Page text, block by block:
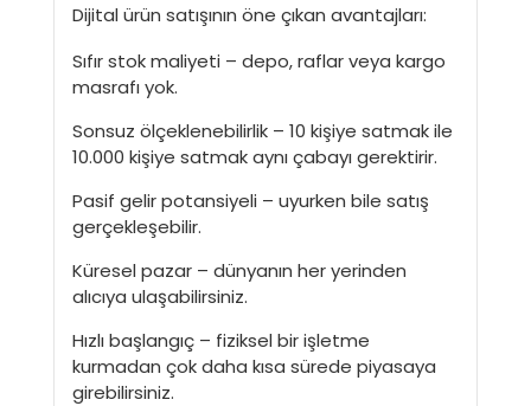
Dijital ürün satışının öne çıkan avantajları:
Sıfır stok maliyeti – depo, raflar veya kargo
masrafı yok.
Sonsuz ölçeklenebilirlik – 10 kişiye satmak ile
10.000 kişiye satmak aynı çabayı gerektirir.
Pasif gelir potansiyeli – uyurken bile satış
gerçekleşebilir.
Küresel pazar – dünyanın her yerinden
alıcıya ulaşabilirsiniz.
Hızlı başlangıç – fiziksel bir işletme
kurmadan çok daha kısa sürede piyasaya
girebilirsiniz.